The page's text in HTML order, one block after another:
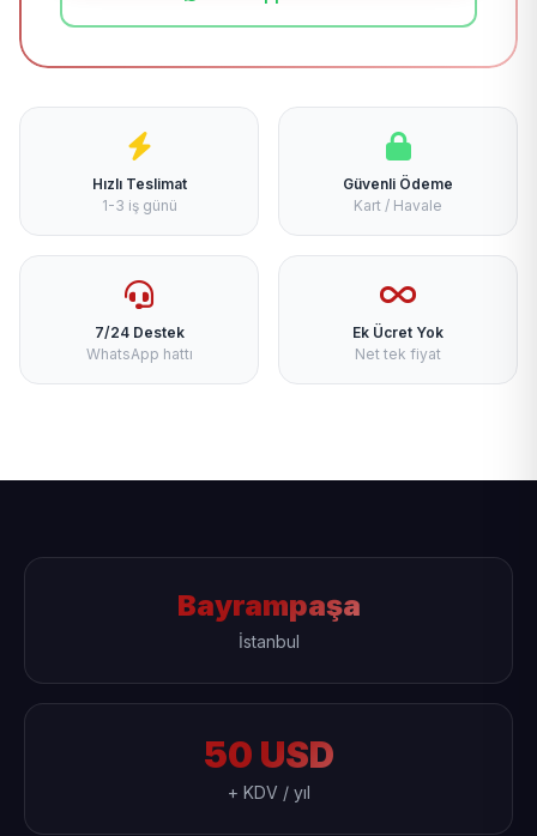
Hızlı Teslimat
1-3 iş günü
Güvenli Ödeme
Kart / Havale
7/24 Destek
WhatsApp hattı
Ek Ücret Yok
Net tek fiyat
Bayrampaşa
İstanbul
50 USD
+ KDV / yıl